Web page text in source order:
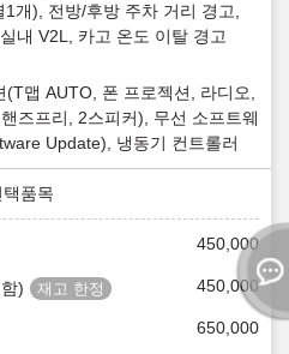
개), 전방/후방 주차 거리 경고,
내 V2L, 카고 온도 이탈 경고
(T맵 AUTO, 폰 프로젝션, 라디오,
즈프리, 2스피커), 무선 소프트웨
Update), 냉동기 컨트롤러
450,000
) 450,000
650,000